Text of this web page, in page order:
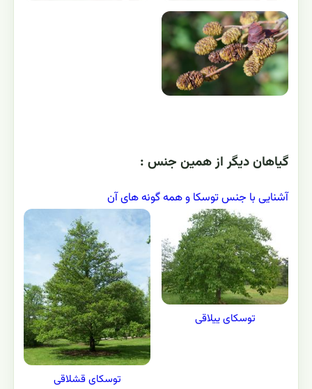
گياهان ديگر از همين جنس :
آشنایی با جنس توسکا و همه گونه های آن
توسکای ییلاقی
توسکای قشلاقی